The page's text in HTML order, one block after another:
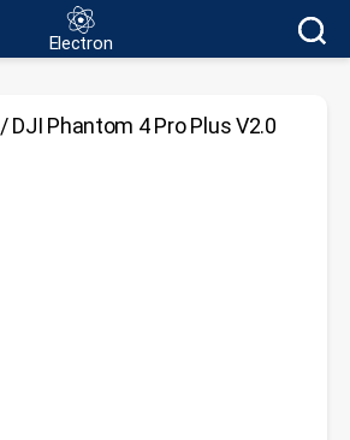
Electron
Electron
/ DJI Phantom 4 Pro Plus V2.0